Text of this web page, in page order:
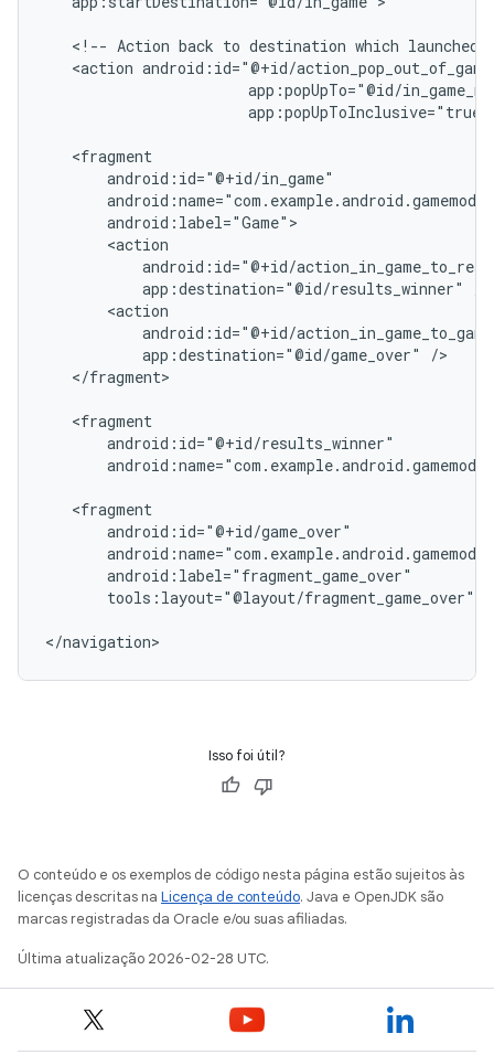
<!-- Action back to destination which launched
<action
app:popUpToInclusive="true"
app:destination="@id/results_winner"
app:destination="@id/game_over"
</fragment>
tools:layout="@layout/fragment_game_over"
Isso foi útil?
O conteúdo e os exemplos de código nesta página estão sujeitos às
licenças descritas na Licença de conteúdo. Java e OpenJDK são
marcas registradas da Oracle e/ou suas afiliadas.
Última atualização 2026-02-28 UTC.